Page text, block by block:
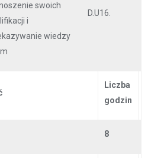
swoich
i
wiedzy
D.U16.
Liczba
godzin
8